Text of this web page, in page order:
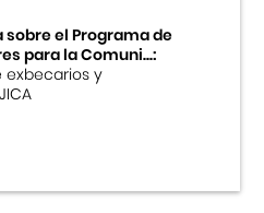
el Programa de
para la Comuni...:
exbecarios y